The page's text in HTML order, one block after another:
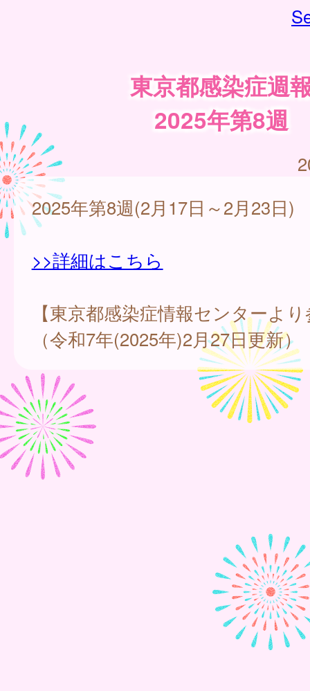
東京都感染症週
2025年第8週
2025年第8週(2月17日～2月23日)
>>詳細はこちら
【東京都感染症情報センターよ
（令和7年(2025年)2月27日更新）